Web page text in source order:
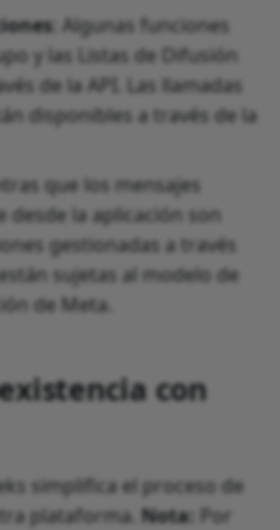
: Algunas funciones
y las Listas de Difusión
de la API. Las llamadas
disponibles a través de la
que los mensajes
la aplicación son
gestionadas a través
sujetas al modelo de
de Meta.
con
simplifica el proceso de
plataforma. Nota: Por